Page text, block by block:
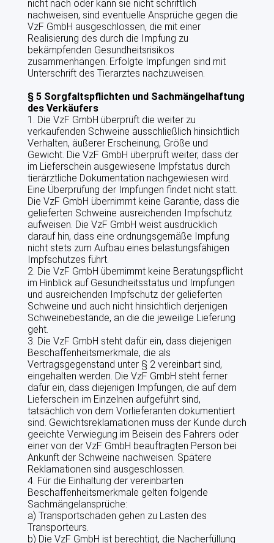
nicht nach oder kann sie nicht schriftlich
nachweisen, sind eventuelle Ansprüche gegen die
VzF GmbH ausgeschlossen, die mit einer
Realisierung des durch die Impfung zu
bekämpfenden Gesundheitsrisikos
zusammenhängen. Erfolgte Impfungen sind mit
Unterschrift des Tierarztes nachzuweisen.
§ 5 Sorgfaltspflichten und Sachmängelhaftung
des Verkäufers
1. Die VzF GmbH überprüft die weiter zu
verkaufenden Schweine ausschließlich hinsichtlich
Verhalten, äußerer Erscheinung, Größe und
Gewicht. Die VzF GmbH überprüft weiter, dass der
im Lieferschein ausgewiesene Impfstatus durch
tierärztliche Dokumentation nachgewiesen wird.
Eine Überprüfung der Impfungen findet nicht statt.
Die VzF GmbH übernimmt keine Garantie, dass die
gelieferten Schweine ausreichenden Impfschutz
aufweisen. Die VzF GmbH weist ausdrücklich
darauf hin, dass eine ordnungsgemäße Impfung
nicht stets zum Aufbau eines belastungsfähigen
Impfschutzes führt.
2. Die VzF GmbH übernimmt keine Beratungspflicht
im Hinblick auf Gesundheitsstatus und Impfungen
und ausreichenden Impfschutz der gelieferten
Schweine und auch nicht hinsichtlich derjenigen
Schweinebestände, an die die jeweilige Lieferung
geht.
3. Die VzF GmbH steht dafür ein, dass diejenigen
Beschaffenheitsmerkmale, die als
Vertragsgegenstand unter § 2 vereinbart sind,
eingehalten werden. Die VzF GmbH steht ferner
dafür ein, dass diejenigen Impfungen, die auf dem
Lieferschein im Einzelnen aufgeführt sind,
tatsächlich von dem Vorlieferanten dokumentiert
sind. Gewichtsreklamationen muss der Kunde durch
geeichte Verwiegung im Beisein des Fahrers oder
einer von der VzF GmbH beauftragten Person bei
Ankunft der Schweine nachweisen. Spätere
Reklamationen sind ausgeschlossen.
4. Für die Einhaltung der vereinbarten
Beschaffenheitsmerkmale gelten folgende
Sachmängelansprüche:
a) Transportschäden gehen zu Lasten des
Transporteurs.
b) Die VzF GmbH ist berechtigt, die Nacherfüllung